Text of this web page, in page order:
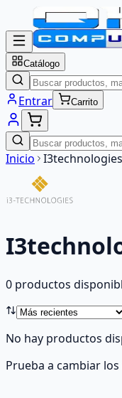
Catálogo
Entrar Carrito
Inicio I3technologies
0 productos
No hay productos
Prueba a cambiar